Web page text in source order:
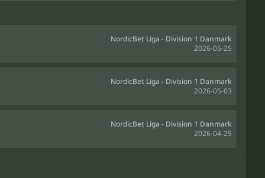
NordicBet Liga - Division 1 Danmark
2026-05-25
NordicBet Liga - Division 1 Danmark
2026-05-03
NordicBet Liga - Division 1 Danmark
2026-04-25